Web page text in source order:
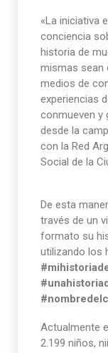
«La iniciativa
conciencia
historia de
mismas sean
medios de
experiencias
conmueven y
desde la
con la Red
Social de la
De esta
través de un
formato su
utilizando los
Actualmente
2.199 niños,